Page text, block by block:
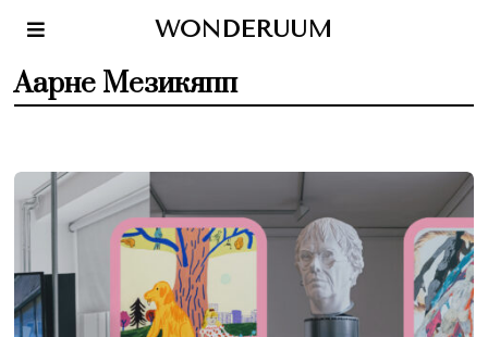
WONDERUUM
Аарне Мезикяпп